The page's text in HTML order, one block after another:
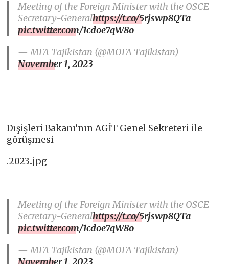
Meeting of the Foreign Minister with the OSCE
Secretary-Generalhttps://t.co/5rjswp8QTa
pic.twitter.com/1cdoe7qW8o
— MFA Tajikistan (@MOFA_Tajikistan)
November 1, 2023
Dışişleri Bakanı’nın AGİT Genel Sekreteri ile
görüşmesi
.2023..jpg
Meeting of the Foreign Minister with the OSCE
Secretary-Generalhttps://t.co/5rjswp8QTa
pic.twitter.com/1cdoe7qW8o
— MFA Tajikistan (@MOFA_Tajikistan)